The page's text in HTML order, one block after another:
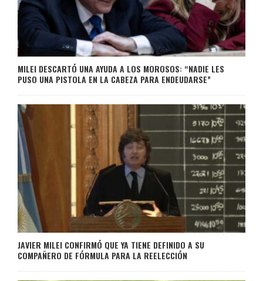
MILEI DESCARTÓ UNA AYUDA A LOS MOROSOS: “NADIE LES
PUSO UNA PISTOLA EN LA CABEZA PARA ENDEUDARSE”
JAVIER MILEI CONFIRMÓ QUE YA TIENE DEFINIDO A SU
COMPAÑERO DE FÓRMULA PARA LA REELECCIÓN